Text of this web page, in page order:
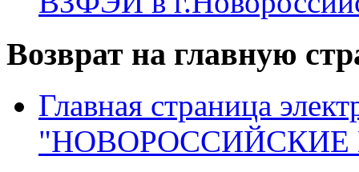
Возврат на главную
Главная страница
"НОВОРОССИЙСКИЕ